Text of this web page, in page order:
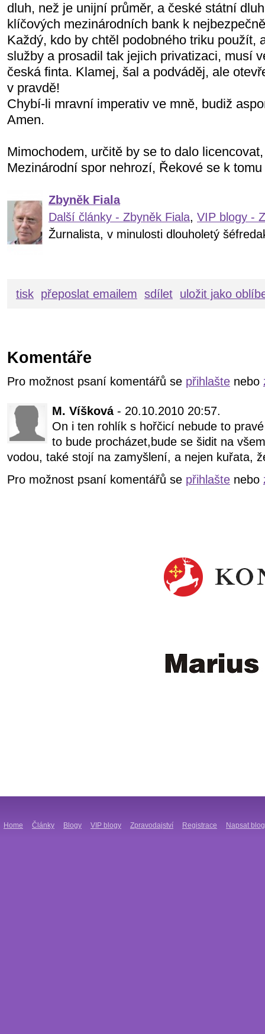
dluh, než je unijní průměr, a české státní
klíčových mezinárodních bank k
Každý, kdo by chtěl podobného triku použít,
služby a prosadil tak jejich privatizaci, musí
česká finta. Klamej, šal a podváděj, ale
v pravdě!
Chybí-li mravní imperativ ve mně, budiž
Amen.
Mimochodem, určitě by se to dalo
Mezinárodní spor nehrozí, Řekové se k
Zbyněk Fiala
Další články - Zbyněk Fiala, VIP blogy -
Žurnalista, v minulosti dlouholetý
tisk přeposlat emailem sdílet uložit jako
Komentáře
Pro možnost psaní komentářů se přihlašte nebo
M. Víšková- 20.10.2010 20:57.
On i ten rohlík s hořčicí nebude to
to bude procházet,bude se šidit na
vodou, také stojí na zamyšlení, a nejen kuřata,
Pro možnost psaní komentářů se přihlašte nebo
Home Články Blogy VIP blogy Zpravodajství Registrace Napsat blog